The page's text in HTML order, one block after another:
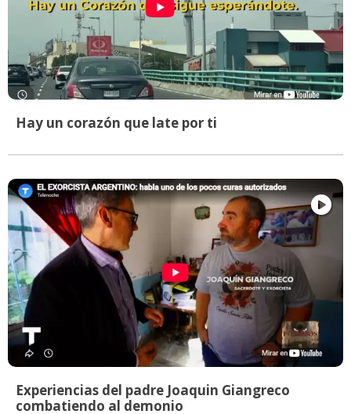
Hay un corazón que late por ti
Experiencias del padre Joaquin Giangreco
combatiendo al demonio